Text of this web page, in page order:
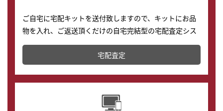
ご自宅に宅配キットを送付致しますので、キットにお品
物を入れ、ご返送頂くだけの自宅完結型の宅配査定シス
テムです。
配送でも簡単&安全に査定・買取に出すことが可能で
す。
宅配査定